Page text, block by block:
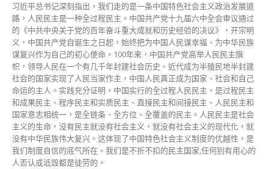
习近平总书记深刻指出，我们走的是一条中国特色社会主义政治发展道
路，人民民主是一种全过程民主。中国共产党十九届六中全会审议通过
的《中共中央关于党的百年奋斗重大成就和历史经验的决议》，开宗明
义，中国共产党自诞生之日起，始终把为中国人民谋幸福、为中华民族
谋复兴作为自己的初心使命。100年来，中国共产党高举人民民主旗
帜，领导人民在一个有几千年封建社会历史、近代成为半殖民地半封建
社会的国家实现了人民当家作主，中国人民真正成为国家、社会和自己
命运的主人。实践充分证明，中国实行的全过程人民民主，是过程民主
和成果民主、程序民主和实质民主、直接民主和间接民主、人民民主和
国家意志相统一，是全链条、全方位、全覆盖的民主。人民民主是社会
主义的生命，没有民主就没有社会主义，就没有社会主义的现代化，就
没有中华民族伟大复兴。这体现了中国特色社会主义制度的优越性，是
我们制度自信的底气所在。我们是不折不扣的民主国家,任何别有用心的
人否认或诋毁都是徒劳的。